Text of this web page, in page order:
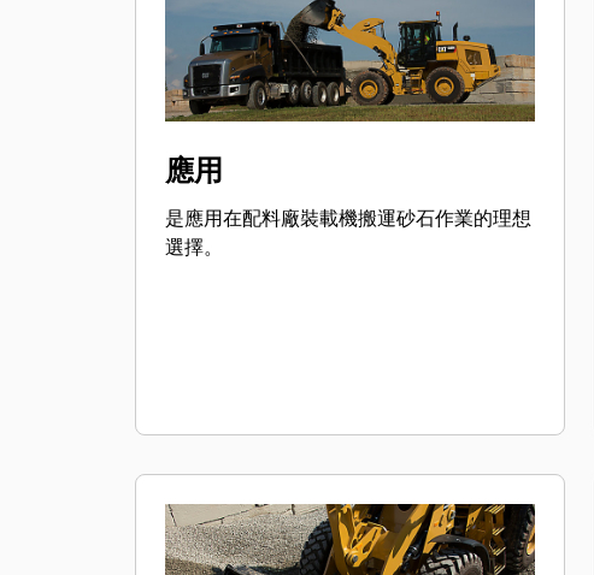
應用
是應用在配料廠裝載機搬運砂石作業的理想
選擇。